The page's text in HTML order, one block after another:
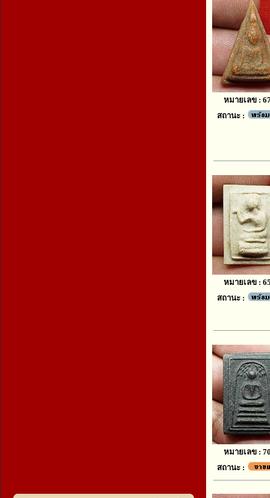
หมายเลข :
สถานะ :
หมายเลข :
สถานะ :
หมายเลข :
สถานะ :